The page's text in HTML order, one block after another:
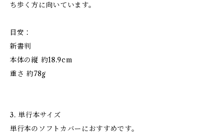
ち歩く方に向いています。
目安：
新書判
本体の縦 約18.9cm
重さ 約78g
3. 単行本サイズ
単行本のソフトカバーにおすすめです。